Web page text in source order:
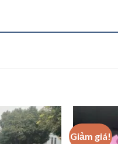
Giảm giá!